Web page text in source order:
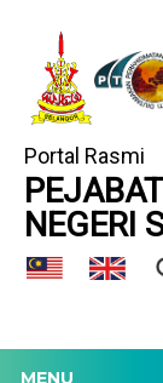
Portal Rasmi
NEGERI
MENU